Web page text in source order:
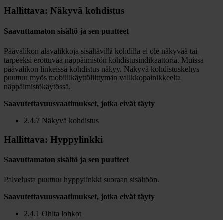
Hallittava: Näkyvä kohdistus
Saavuttamaton sisältö ja sen puutteet
Päävalikon alavalikkoja sisältävillä kohdilla ei ole näkyvää tai
tarpeeksi erottuvaa näppäimistön kohdistusindikaattoria. Muissa
päävalikon linkeissä kohdistus näkyy. Näkyvä kohdistuskehys
puuttuu myös mobiilikäyttöliittymän valikkopainikkeelta
näppäimistökäytössä.
Saavutettavuusvaatimukset, jotka eivät täyty
2.4.7 Näkyvä kohdistus
Hallittava: Hyppylinkki
Saavuttamaton sisältö ja sen puutteet
Palvelusta puuttuu hyppylinkki suoraan sisältöön.
Saavutettavuusvaatimukset, jotka eivät täyty
2.4.1 Ohita lohkot